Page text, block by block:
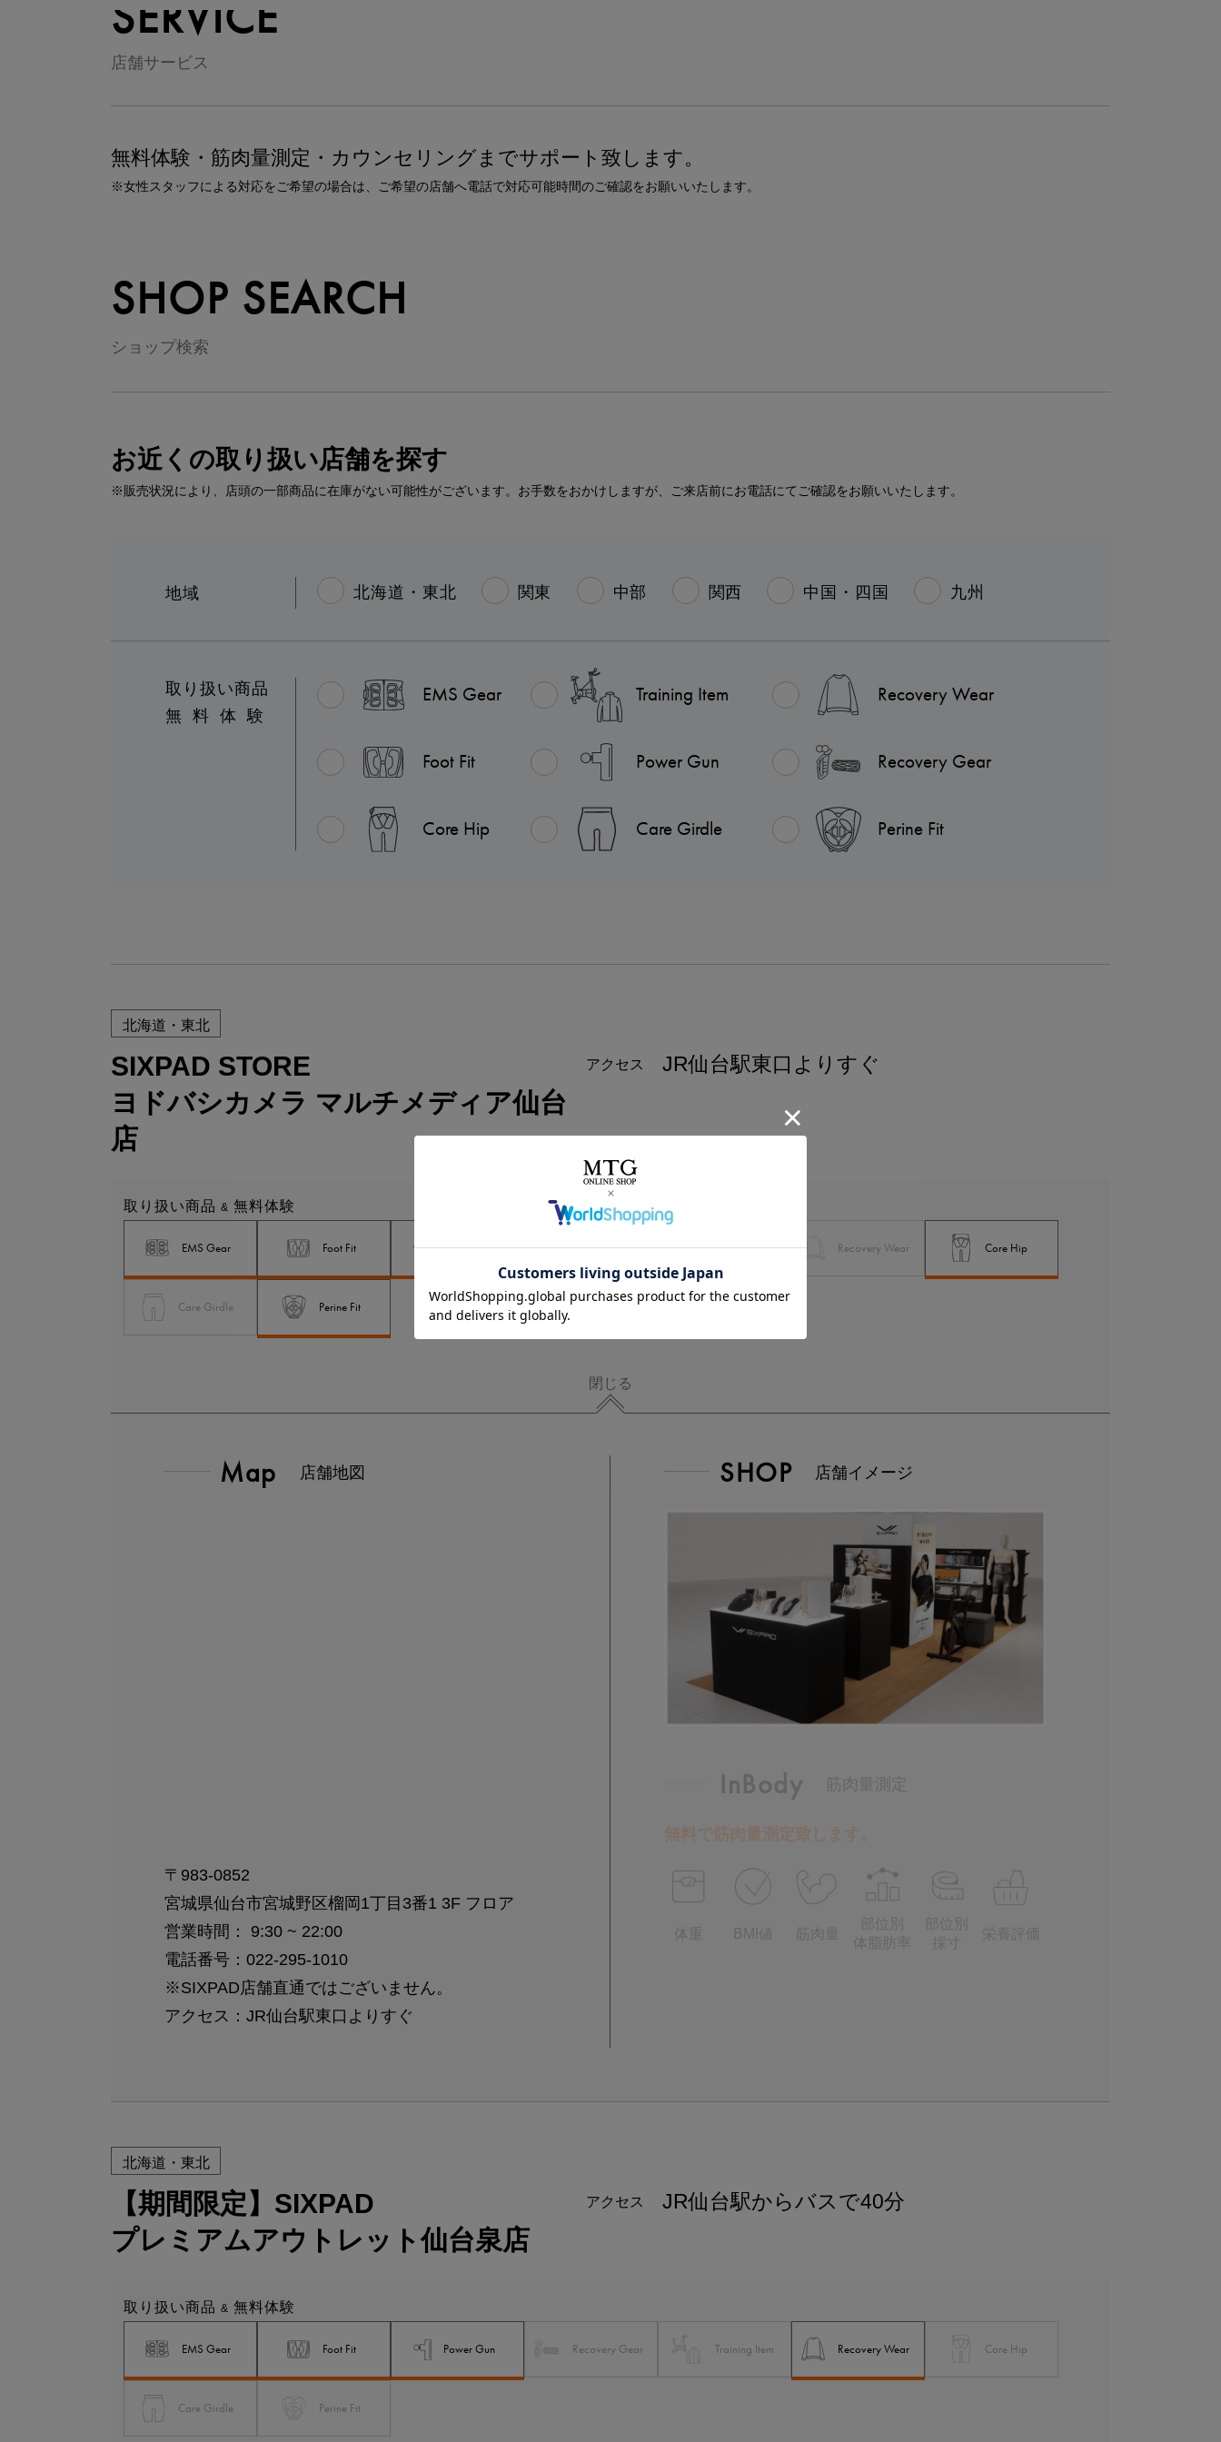
SERVICE
店舗サービス
無料体験・筋肉量測定・カウンセリングまでサポート致します。
※女性スタッフによる対応をご希望の場合は、ご希望の店舗へ電話で対応可能時間のご確認をお願いいたします。
SHOP SEARCH
ショップ検索
お近くの取り扱い店舗を探す
※販売状況により、店頭の一部商品に在庫がない可能性がございます。お手数をおかけしますが、ご来店前にお電話にてご確認をお願いいたします。
地域 北海道・東北 関東 中部 関西 中国・四国 九州
取り扱い商品
無料体験
EMS Gear Training Item Recovery Wear
Foot Fit Power Gun Recovery Gear
Core Hip Care Girdle Perine Fit
北海道・東北
SIXPAD STORE
ヨドバシカメラ マルチメディア仙台
店
アクセス JR仙台駅東口よりすぐ
取り扱い商品 & 無料体験
EMS Gear Foot Fit Power Gun Recovery Gear Training Item Recovery Wear Core Hip
Care Girdle Perine Fit
閉じる
Map 店舗地図
〒983-0852
宮城県仙台市宮城野区榴岡1丁目3番1 3F フロア
営業時間： 9:30 ~ 22:00
電話番号： 022-295-1010
※SIXPAD店舗直通ではございません。
アクセス：JR仙台駅東口よりすぐ
SHOP 店舗イメージ
InBody 筋肉量測定
無料で筋肉量測定致します。
体重 BMI値 筋肉量
部位別
体脂肪率
部位別
採寸
栄養評価
北海道・東北
【期間限定】SIXPAD
プレミアムアウトレット仙台泉店
アクセス JR仙台駅からバスで40分
取り扱い商品 & 無料体験
EMS Gear Foot Fit Power Gun Recovery Gear Training Item Recovery Wear Core Hip
Care Girdle Perine Fit